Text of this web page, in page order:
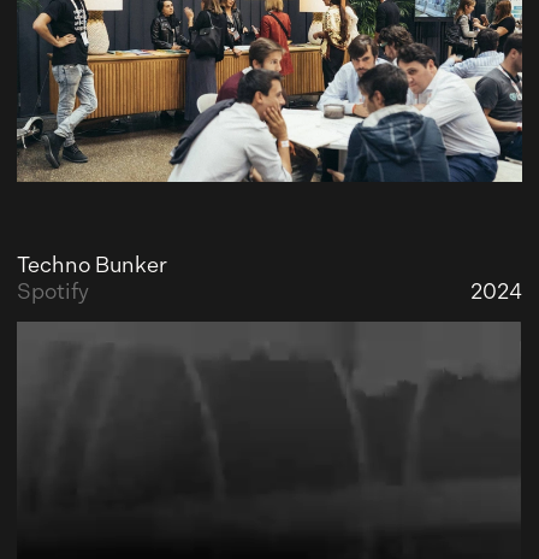
Techno Bunker
Spotify
2024